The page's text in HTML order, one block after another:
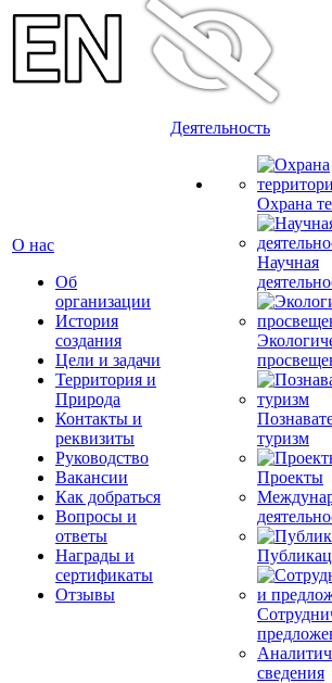
О нас
Об
организации
История
создания
Цели и задачи
Территория и
Природа
Контакты и
реквизиты
Руководство
Вакансии
Как добраться
Вопросы и
ответы
Награды и
сертификаты
Отзывы
Деятельность
Охрана
Научная
туризм
Проекты
сведения